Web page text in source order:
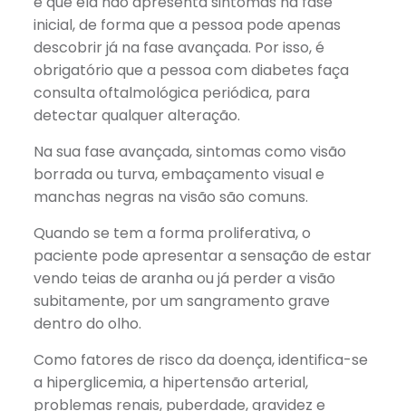
inicial, de forma que a pessoa pode apenas
descobrir já na fase avançada. Por isso, é
obrigatório que a pessoa com diabetes faça
consulta oftalmológica periódica, para
detectar qualquer alteração.
Na sua fase avançada, sintomas como visão
borrada ou turva, embaçamento visual e
manchas negras na visão são comuns.
Quando se tem a forma proliferativa, o
paciente pode apresentar a sensação de estar
vendo teias de aranha ou já perder a visão
subitamente, por um sangramento grave
dentro do olho.
Como fatores de risco da doença, identifica-se
a hiperglicemia, a hipertensão arterial,
problemas renais, puberdade, gravidez e